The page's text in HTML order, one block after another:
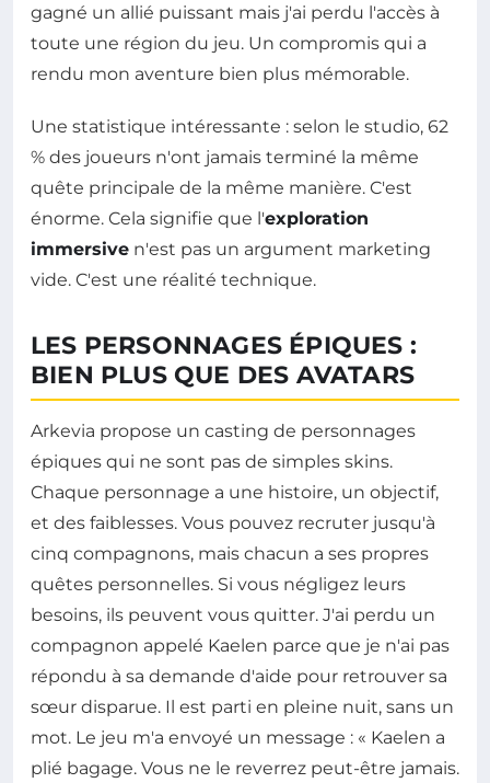
gagné un allié puissant mais j'ai perdu l'accès à
toute une région du jeu. Un compromis qui a
rendu mon aventure bien plus mémorable.
Une statistique intéressante : selon le studio, 62
% des joueurs n'ont jamais terminé la même
quête principale de la même manière. C'est
énorme. Cela signifie que l'exploration
immersive n'est pas un argument marketing
vide. C'est une réalité technique.
LES PERSONNAGES ÉPIQUES :
BIEN PLUS QUE DES AVATARS
Arkevia propose un casting de personnages
épiques qui ne sont pas de simples skins.
Chaque personnage a une histoire, un objectif,
et des faiblesses. Vous pouvez recruter jusqu'à
cinq compagnons, mais chacun a ses propres
quêtes personnelles. Si vous négligez leurs
besoins, ils peuvent vous quitter. J'ai perdu un
compagnon appelé Kaelen parce que je n'ai pas
répondu à sa demande d'aide pour retrouver sa
sœur disparue. Il est parti en pleine nuit, sans un
mot. Le jeu m'a envoyé un message : « Kaelen a
plié bagage. Vous ne le reverrez peut-être jamais.